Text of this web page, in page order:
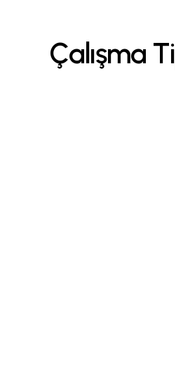
Çalışma Ti